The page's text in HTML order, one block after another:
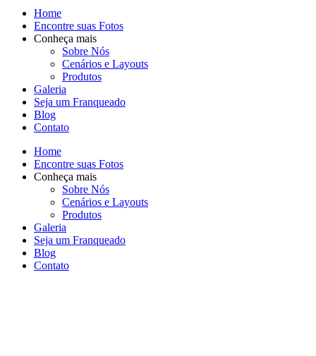
Home
Encontre suas Fotos
Conheça mais
Sobre Nós
Cenários e Layouts
Produtos
Galeria
Seja um Franqueado
Blog
Contato
Home
Encontre suas Fotos
Conheça mais
Sobre Nós
Cenários e Layouts
Produtos
Galeria
Seja um Franqueado
Blog
Contato